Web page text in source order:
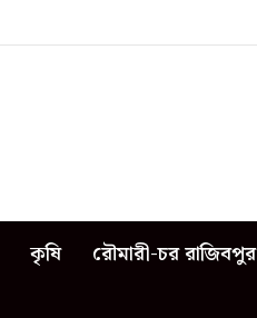
কৃষি রৌমারী-চর রাজিবপুর